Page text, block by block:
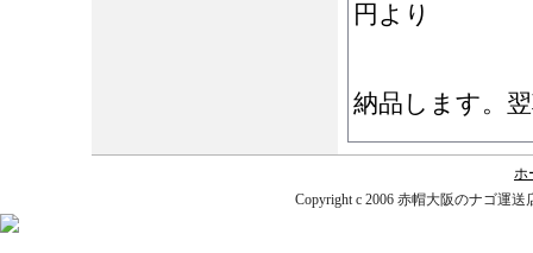
円より
納品します。
ホ
Copyright c 2006 赤帽大阪のナゴ運